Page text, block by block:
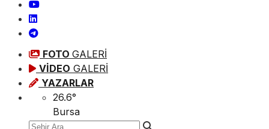
FOTO GALERİ
VİDEO GALERİ
YAZARLAR
26.6°
Bursa